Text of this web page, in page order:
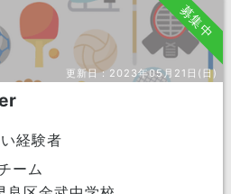
募集中
更新日：2023年05月21日(日)
経験者
ーム